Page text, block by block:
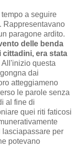
a seguire
Rappresentavano
paragone ardito.
delle benda
cittadini, era stata
All'inizio questa
dai
atteggiameno
le parole senza
al fine di
quei riti faticosi
lasciapassare per
potevano